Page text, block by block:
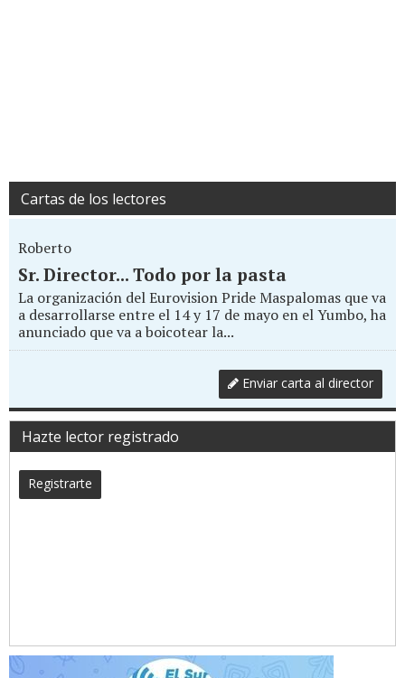
Cartas de los lectores
Roberto
Sr. Director... Todo por la pasta
La organización del Eurovision Pride Maspalomas que va
a desarrollarse entre el 14 y 17 de mayo en el Yumbo, ha
anunciado que va a boicotear la...
Enviar carta al director
Hazte lector registrado
Registrarte